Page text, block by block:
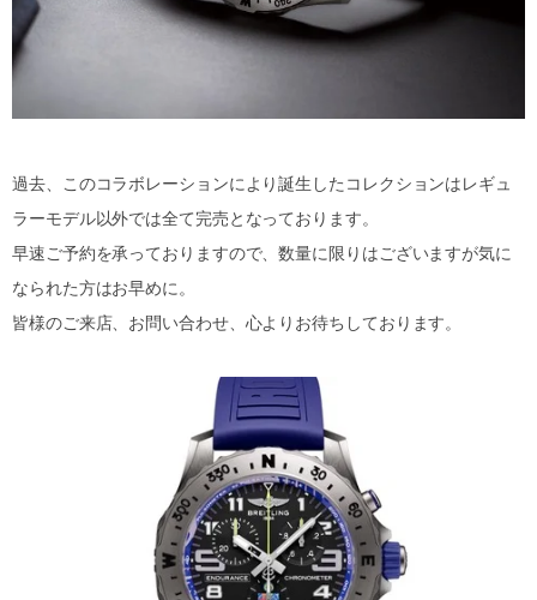
過去、このコラボレーションにより誕生したコレクションはレギュ
ラーモデル以外では全て完売となっております。
早速ご予約を承っておりますので、数量に限りはございますが気に
なられた方はお早めに。
皆様のご来店、お問い合わせ、心よりお待ちしております。